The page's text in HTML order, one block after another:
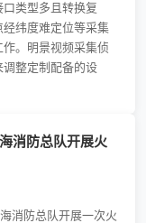
类型多且转换复
纬度难定位等采集
。明景视频采集侦
整定制配备的设
消防总队开展火
消防总队开展一次火